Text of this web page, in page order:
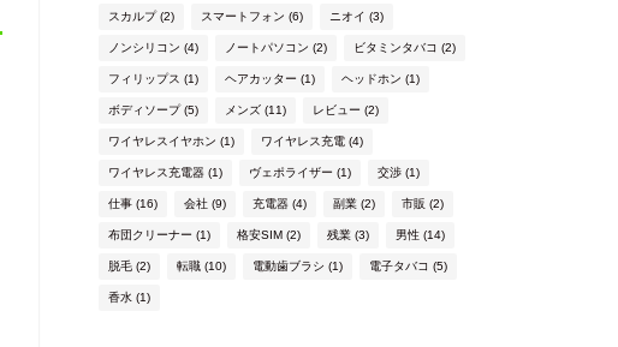
スカルプ(2) スマートフォン (6) ニオイ (3)
ノンシリコン (4) ノートパソコン (2) ビタミンタバコ (2)
フィリップス (1) ヘアカッター (1) ヘッドホン (1)
ボディソープ(5) メンズ(11) レビュー (2)
ワイヤレスイヤホン (1) ワイヤレス充電(4)
ワイヤレス充電器(1) ヴェポライザー (1) 交渉(1)
仕事(16) 会社(9) 充電器(4) 副業(2) 市販 (2)
布団クリーナー (1) 格安SIM(2) 残業(3) 男性(14)
脱毛(2) 転職(10) 電動歯ブラシ (1) 電子タバコ (5)
香水(1)